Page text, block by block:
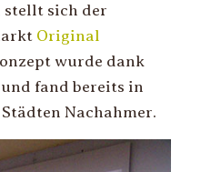
stellt sich der
Original
wurde dank
fand bereits in
Nachahmer.